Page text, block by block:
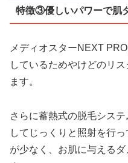
特徴③優しいパワーで肌
メディオスターNEXT
しているためやけどのリ
ます。
さらに蓄熱式の脱毛シス
してじっくりと照射を行っ
が少なく
、お肌に与える